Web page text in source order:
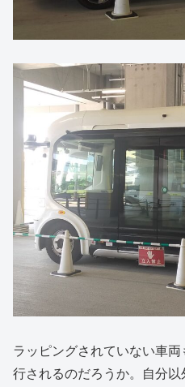
ラッピングされていない車
行されるのだろうか。自分